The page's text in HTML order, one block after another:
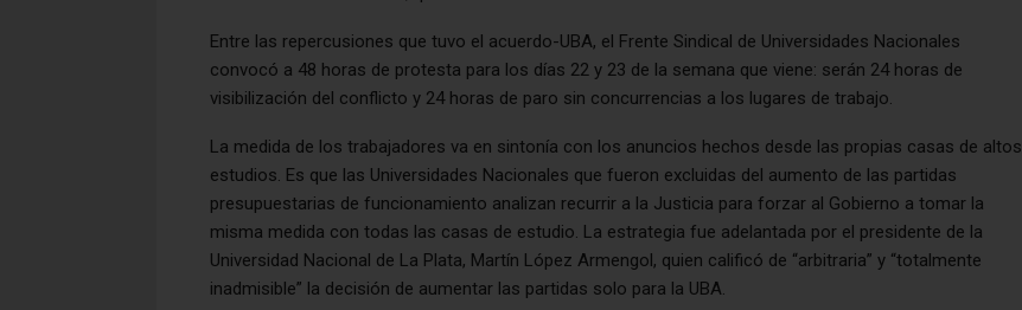
Entre las repercusiones que tuvo el acuerdo-UBA, el Frente Sindical de Universidades Nacionales
convocó a 48 horas de protesta para los días 22 y 23 de la semana que viene: serán 24 horas de
visibilización del conflicto y 24 horas de paro sin concurrencias a los lugares de trabajo.
La medida de los trabajadores va en sintonía con los anuncios hechos desde las propias casas de altos
estudios. Es que las Universidades Nacionales que fueron excluidas del aumento de las partidas
presupuestarias de funcionamiento analizan recurrir a la Justicia para forzar al Gobierno a tomar la
misma medida con todas las casas de estudio. La estrategia fue adelantada por el presidente de la
Universidad Nacional de La Plata, Martín López Armengol, quien calificó de “arbitraria” y “totalmente
inadmisible” la decisión de aumentar las partidas solo para la UBA.